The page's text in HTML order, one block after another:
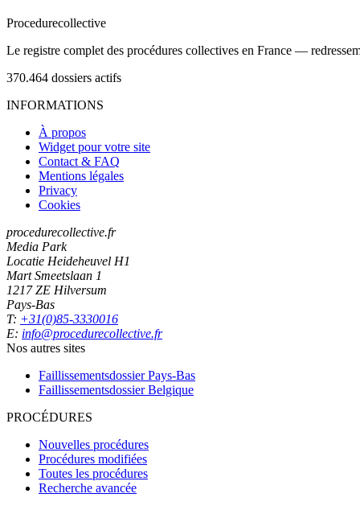
Procedurecollective
Le registre complet des procédures collectives en France —
370.464 dossiers actifs
INFORMATIONS
À propos
Widget pour votre site
Contact & FAQ
Mentions légales
Privacy
Cookies
procedurecollective.fr
Media Park
Locatie Heideheuvel H1
Mart Smeetslaan 1
1217 ZE Hilversum
Pays-Bas
T: +31(0)85-3330016
E: info@procedurecollective.fr
Nos autres sites
Faillissementsdossier Pays-Bas
Faillissementsdossier Belgique
PROCÉDURES
Nouvelles procédures
Procédures modifiées
Toutes les procédures
Recherche avancée